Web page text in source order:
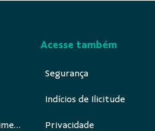
Canais de Atendimento
Acesse também
Segurança
Indícios de Ilicitude
Privacidade